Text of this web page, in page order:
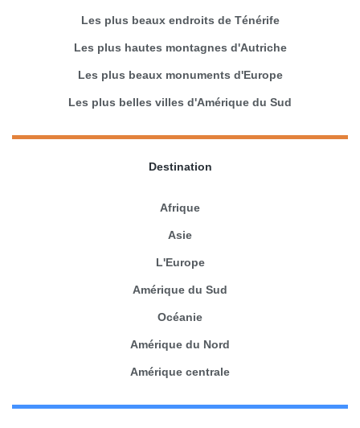
Les plus beaux endroits de Ténérife
Les plus hautes montagnes d'Autriche
Les plus beaux monuments d'Europe
Les plus belles villes d'Amérique du Sud
Destination
Afrique
Asie
L'Europe
Amérique du Sud
Océanie
Amérique du Nord
Amérique centrale